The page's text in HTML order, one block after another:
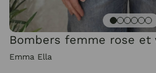
Bombers femme rose et
Emma Ella